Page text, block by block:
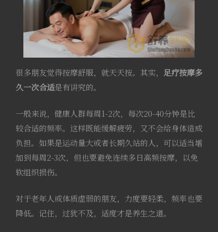
很多朋友觉得按摩舒服，就天天按。其实， 足疗按摩多
久一次合适是有讲究的。
一般来说，健康人群每周1-2次，每次20-40分钟是比
较合适的频率。这样既能缓解疲劳，又不会给身体造成
负担。如果是运动量大或者长期久站的人，可以适当增
加到每周2-3次，但也要避免连续多日高频按摩，以免
软组织损伤。
对于老年人或体质虚弱的朋友，力度要轻柔，频率也要
降低。记住，过犹不及，适度才是养生之道。